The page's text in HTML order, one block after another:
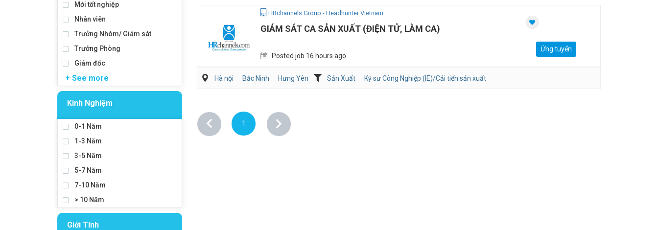
Mới tốt nghiệp
Nhân viên
Trưởng Nhóm/ Giám sát
Trưởng Phòng
Giám đốc
+ See more
Kinh Nghiệm
0-1 Năm
1-3 Năm
3-5 Năm
5-7 Năm
7-10 Năm
> 10 Năm
Giới Tính
HRchannels Group - Headhunter Vietnam
GIÁM SÁT CA SẢN XUẤT (ĐIỆN TỬ, LÀM CA)
Posted job 16 hours ago
Ứng tuyển
Hà nội Bắc Ninh Hưng Yên Sản Xuất Kỹ sư Công Nghiệp (IE)/Cải tiến sản xuất
1